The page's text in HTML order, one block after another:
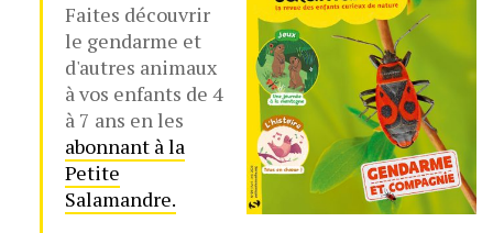
Faites découvrir
le gendarme et
d'autres animaux
à vos enfants de 4
à 7 ans en les
abonnant à la
Petite
Salamandre.